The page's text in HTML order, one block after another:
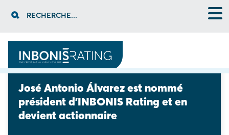
RECHERCHE...
09 février 2026
José Antonio Álvarez est nommé
président d’INBONIS Rating et en
devient actionnaire